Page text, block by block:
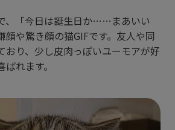
、「今日は誕生日か……まあいい
顔や驚き顔の猫GIFです。友人や同
おり、少し皮肉っぽいユーモアが好
れます。